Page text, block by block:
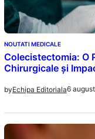
NOUTATI MEDICALE
Colecistectomia: O
Chirurgicale și
byEchipa Editoriala6